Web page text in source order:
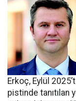
Erkoç, Eylül
pistin­de tanıtılan